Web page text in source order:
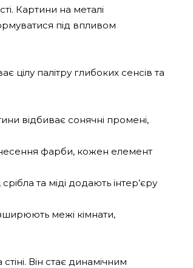
Картини на металі
під впливом
палітру глибоких сенсів та
відбиває сонячні промені,
фарби, кожен елемент
та міді додають інтер’єру
межі кімнати,
Він стає динамічним